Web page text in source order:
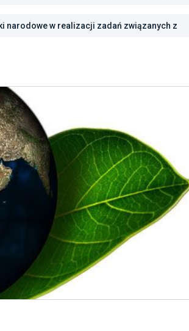
narodowe w realizacji zadań związanych z